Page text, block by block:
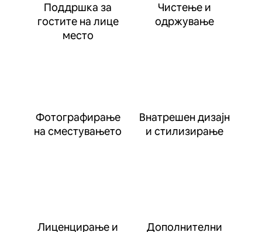
Поддршка за
гостите на лице
место
Чистење и
одржување
Фотографирање
на сместувањето
Внатрешен дизајн
и стилизирање
Лиценцирање и Дополнителни